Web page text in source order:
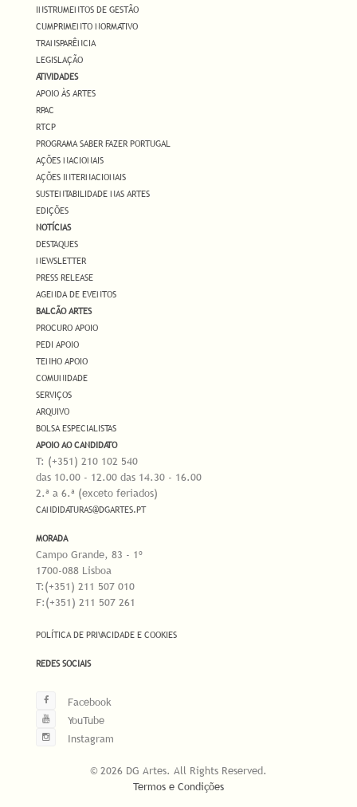
INSTRUMENTOS DE GESTÃO
CUMPRIMENTO NORMATIVO
TRANSPARÊNCIA
LEGISLAÇÃO
ATIVIDADES
APOIO ÀS ARTES
RPAC
RTCP
PROGRAMA SABER FAZER PORTUGAL
AÇÕES NACIONAIS
AÇÕES INTERNACIONAIS
SUSTENTABILIDADE NAS ARTES
EDIÇÕES
NOTÍCIAS
DESTAQUES
NEWSLETTER
PRESS RELEASE
AGENDA DE EVENTOS
BALCÃO ARTES
PROCURO APOIO
PEDI APOIO
TENHO APOIO
COMUNIDADE
SERVIÇOS
ARQUIVO
BOLSA ESPECIALISTAS
APOIO AO CANDIDATO
T: (+351) 210 102 540
das 10.00 - 12.00 das 14.30 - 16.00
2.ª a 6.ª (exceto feriados)
CANDIDATURAS@DGARTES.PT
MORADA
Campo Grande, 83 - 1º
1700-088 Lisboa
T:(+351) 211 507 010
F:(+351) 211 507 261
POLÍTICA DE PRIVACIDADE E COOKIES
REDES SOCIAIS
Facebook
YouTube
Instagram
© 2026 DG Artes. All Rights Reserved.
Termos e Condições